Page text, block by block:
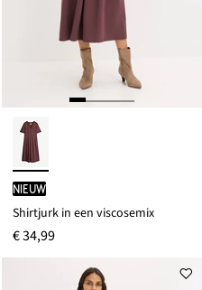
Nieuw
Shirtjurk in een viscosemix
€ 34,99